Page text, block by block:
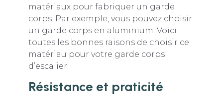
matériaux pour fabriquer un garde
corps. Par exemple, vous pouvez choisir
un garde corps en aluminium. Voici
toutes les bonnes raisons de choisir ce
matériau pour votre garde corps
d’escalier.
Résistance et praticité